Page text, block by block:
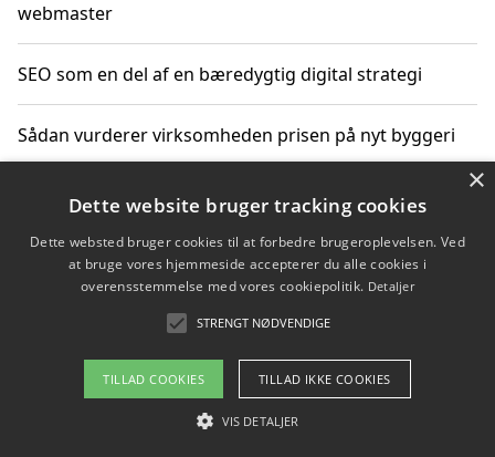
webmaster
SEO som en del af en bæredygtig digital strategi
Sådan vurderer virksomheden prisen på nyt byggeri
Sådan får du hjælp til en hjemmeside uden binding
Copyright 2026 - Pilanto Aps
Om / kontakt
Blog Betingelser
×
Dette website bruger tracking cookies
Dette websted bruger cookies til at forbedre brugeroplevelsen. Ved
at bruge vores hjemmeside accepterer du alle cookies i
overensstemmelse med vores cookiepolitik. Detaljer
STRENGT NØDVENDIGE
TILLAD COOKIES TILLAD IKKE COOKIES
VIS DETALJER